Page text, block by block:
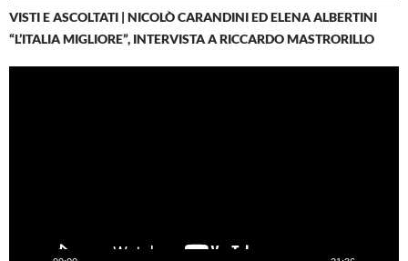
VISTI E ASCOLTATI | NICOLÒ CARANDINI ED ELENA ALBERTINI
“L’ITALIA MIGLIORE”, INTERVISTA A RICCARDO MASTRORILLO